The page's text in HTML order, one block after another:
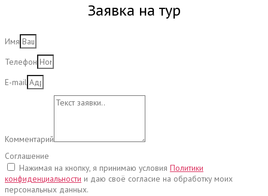
Заявка на тур
Имя
Телефон
E-mail
Комментарий
Соглашение
Нажимая на кнопку, я принимаю условия Политики
конфиденциальности и даю своё согласие на обработку моих
персональных данных.